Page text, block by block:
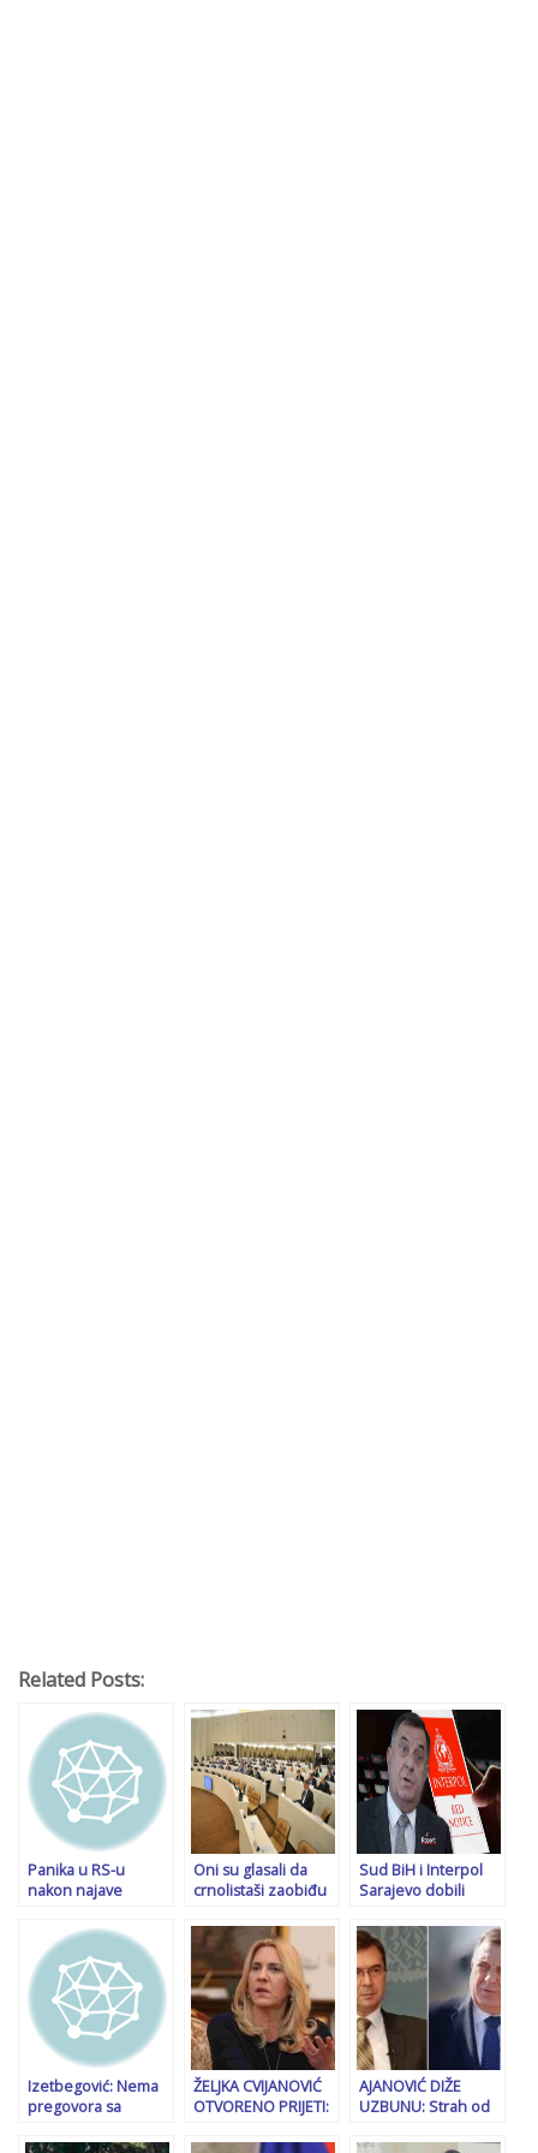
Related Posts:
Panika u RS-u
nakon najave
Dodika: Poručuju da
je “odgovor
spreman”
Oni su glasali da
crnolistaši zaobiđu
ogromne plate u
kešu
Sud BiH i Interpol
Sarajevo dobili
Naveden razlog
odbijanja crvene
potjernice za
Miloradom Dodikom
Izetbegović: Nema
pregovora sa
da se krene sa
ŽELJKA CVIJANOVIĆ
OTVORENO PRIJETI:
člana
AJANOVIĆ DIŽE
UZBUNU: Strah od
li galamom dogovor